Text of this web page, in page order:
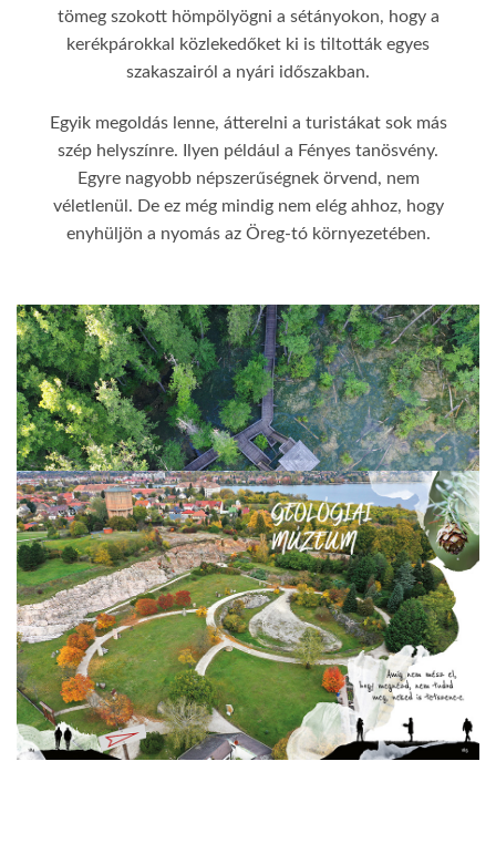
tömeg szokott hömpölyögni a sétányokon, hogy a
kerékpárokkal közlekedőket ki is tiltották egyes
szakaszairól a nyári időszakban.
Egyik megoldás lenne, átterelni a turistákat sok más
szép helyszínre. Ilyen például a Fényes tanösvény.
Egyre nagyobb népszerűségnek örvend, nem
véletlenül. De ez még mindig nem elég ahhoz, hogy
enyhüljön a nyomás az Öreg-tó környezetében.